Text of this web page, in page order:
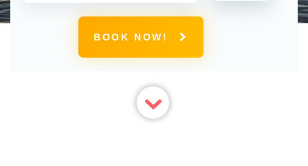
BOOK NOW!